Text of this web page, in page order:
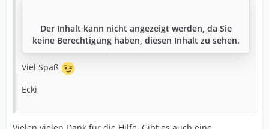
Der Inhalt kann nicht angezeigt werden, da Sie
keine Berechtigung haben, diesen Inhalt zu sehen.
Viel Spaß
Ecki